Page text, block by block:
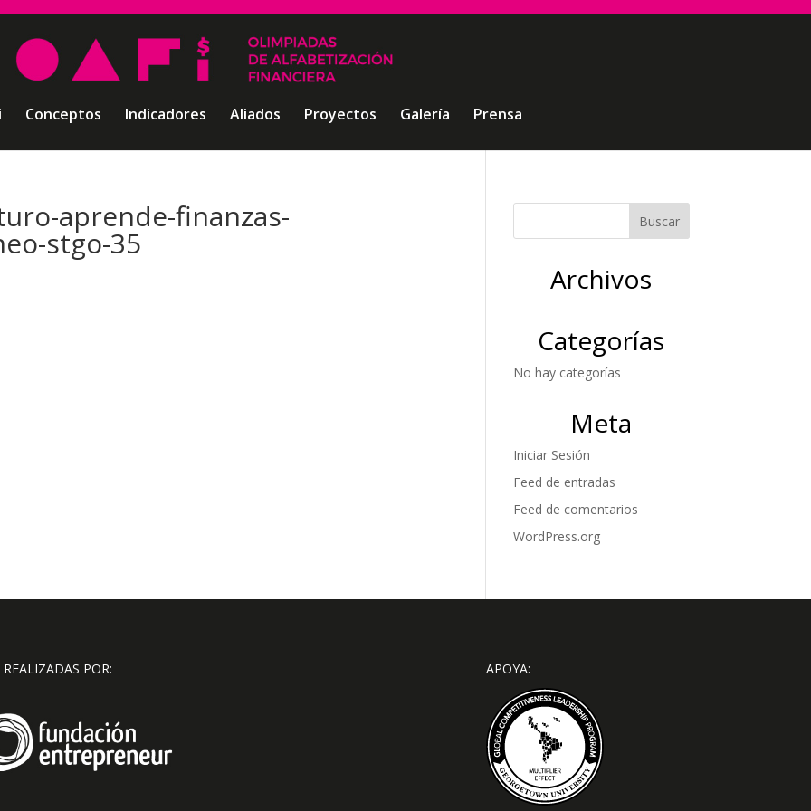
Conceptos Indicadores Aliados Proyectos Galería Prensa
aprende-finanzas-
stgo-35
Archivos
Categorías
No hay categorías
Meta
Iniciar Sesión
Feed de entradas
Feed de comentarios
WordPress.org
POR: APOYA: